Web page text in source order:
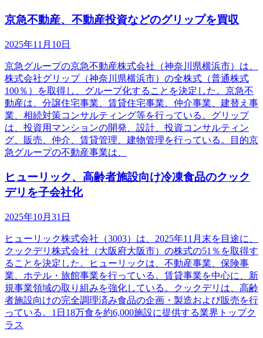
京急不動産、不動産投資などのグリップを買収
2025年11月10日
京急グループの京急不動産株式会社（神奈川県横浜市）は、
株式会社グリップ（神奈川県横浜市）の全株式（普通株式
100％）を取得し、グループ化することを決定した。京急不
動産は、分譲住宅事業、賃貸住宅事業、仲介事業、建替え事
業、相続対策コンサルティング等を行っている。グリップ
は、投資用マンションの開発、設計、投資コンサルティン
グ、販売、仲介、賃貸管理、建物管理を行っている。目的京
急グループの不動産事業は、
ヒューリック、高齢者施設向け冷凍食品のクック
デリを子会社化
2025年10月31日
ヒューリック株式会社（3003）は、2025年11月末を目途に、
クックデリ株式会社（大阪府大阪市）の株式の51％を取得す
ることを決定した。ヒューリックは、不動産事業、保険事
業、ホテル・旅館事業を行っている。賃貸事業を中心に、新
規事業領域の取り組みを強化している。クックデリは、高齢
者施設向けの完全調理済み食品の企画・製造および販売を行
っている。1日18万食を約6,000施設に提供する業界トップク
ラス